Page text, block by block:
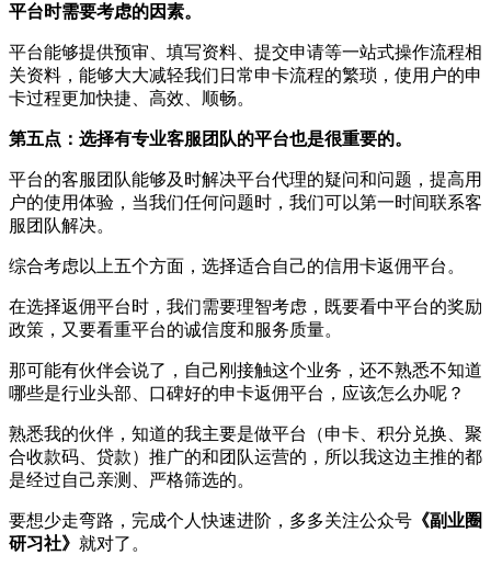
平台时需要考虑的因素。
平台能够提供预审、填写资料、提交申请等一站式操作流程相
关资料，能够大大减轻我们日常申卡流程的繁琐，使用户的申
卡过程更加快捷、高效、顺畅。
第五点：选择有专业客服团队的平台也是很重要的。
平台的客服团队能够及时解决平台代理的疑问和问题，提高用
户的使用体验，当我们任何问题时，我们可以第一时间联系客
服团队解决。
综合考虑以上五个方面，选择适合自己的信用卡返佣平台。
在选择返佣平台时，我们需要理智考虑，既要看中平台的奖励
政策，又要看重平台的诚信度和服务质量。
那可能有伙伴会说了，自己刚接触这个业务，还不熟悉不知道
哪些是行业头部、口碑好的申卡返佣平台，应该怎么办呢？
熟悉我的伙伴，知道的我主要是做平台（申卡、积分兑换、聚
合收款码、贷款）推广的和团队运营的，所以我这边主推的都
是经过自己亲测、严格筛选的。
要想少走弯路，完成个人快速进阶，多多关注公众号 《副业圈
研习社》 就对了。